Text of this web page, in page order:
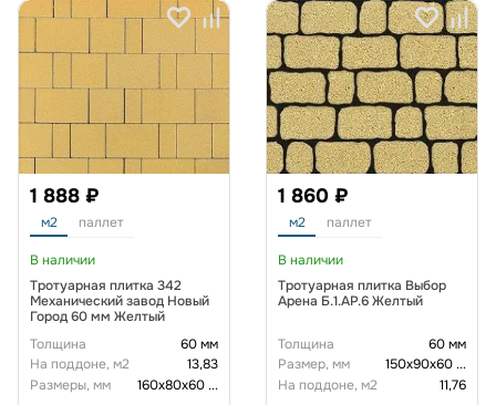
1 888 ₽
м2 паллет
В наличии
Тротуарная плитка 342
Механический завод Новый
Город 60 мм Желтый
Толщина
60 мм
На поддоне, м2
13,83
Размеры, мм
160х80х60...
1 860 ₽
м2 паллет
В наличии
Тротуарная плитка Выбор
Арена Б.1.АР.6 Желтый
Толщина
60 мм
Размер, мм
150х90х60...
На поддоне, м2
11,76